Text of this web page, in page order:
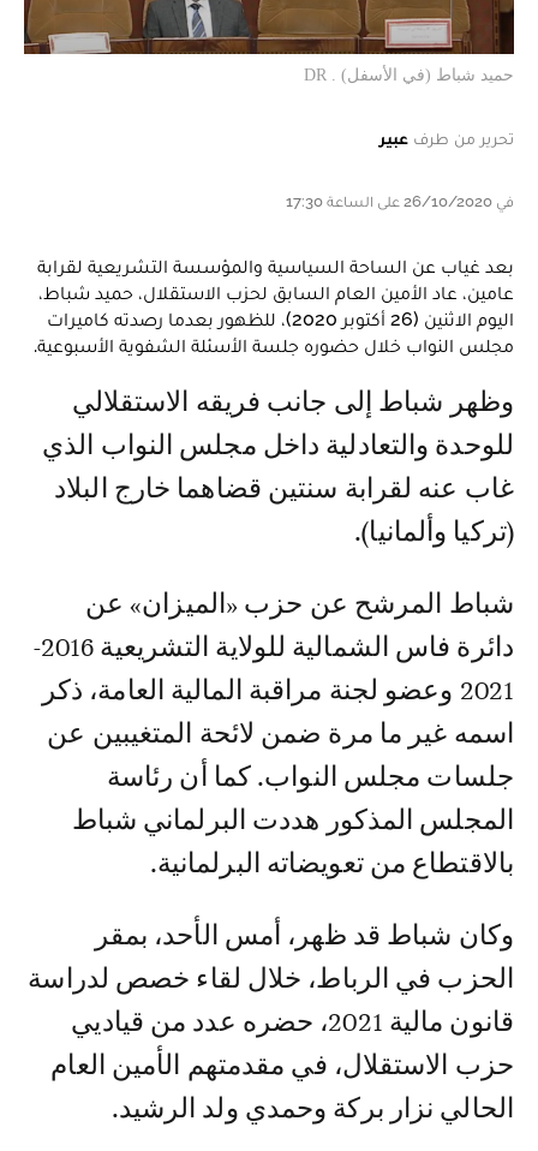
حميد شباط (في الأسفل) . DR
تحرير من طرف عبير
في 26/10/2020 على الساعة 17:30
بعد غياب عن الساحة السياسية والمؤسسة التشريعية لقرابة
عامين، عاد الأمين العام السابق لحزب الاستقلال، حميد شباط،
اليوم الاثنين (26 أكتوبر 2020)، للظهور بعدما رصدته كاميرات
مجلس النواب خلال حضوره جلسة الأسئلة الشفوية الأسبوعية.
وظهر شباط إلى جانب فريقه الاستقلالي
للوحدة والتعادلية داخل مجلس النواب الذي
غاب عنه لقرابة سنتين قضاهما خارج البلاد
(تركيا وألمانيا).
شباط المرشح عن حزب «الميزان» عن
دائرة فاس الشمالية للولاية التشريعية 2016-
2021 وعضو لجنة مراقبة المالية العامة، ذكر
اسمه غير ما مرة ضمن لائحة المتغيبين عن
جلسات مجلس النواب. كما أن رئاسة
المجلس المذكور هددت البرلماني شباط
بالاقتطاع من تعويضاته البرلمانية.
وكان شباط قد ظهر، أمس الأحد، بمقر
الحزب في الرباط، خلال لقاء خصص لدراسة
قانون مالية 2021، حضره عدد من قياديي
حزب الاستقلال، في مقدمتهم الأمين العام
الحالي نزار بركة وحمدي ولد الرشيد.